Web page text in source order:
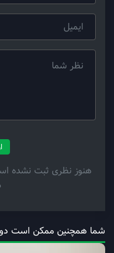
هنوز نظری ثبت نشده
شما همچنین ممکن است